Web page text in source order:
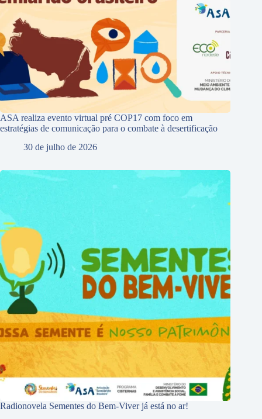
ASA realiza evento virtual pré COP17 com foco em
estratégias de comunicação para o combate à desertificação
30 de julho de 2026
Radionovela Sementes do Bem-Viver já está no ar!